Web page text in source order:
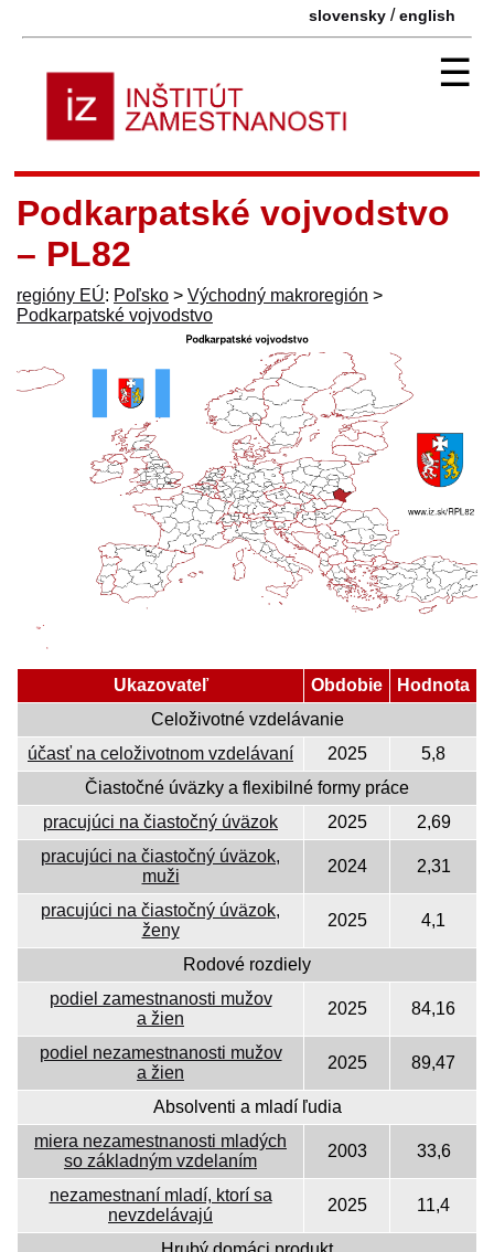
slovensky /english
☰
Podkarpatské vojvodstvo
– PL82
regióny EÚ: Poľsko > Východný makroregión >
Podkarpatské vojvodstvo
Ukazovateľ Obdobie
Hodnota
Celoživotné vzdelávanie
účasť na celoživotnom vzdelávaní
2025
5,8
Čiastočné úväzky a flexibilné formy práce
pracujúci na čiastočný úväzok
2025
2,69
pracujúci na čiastočný úväzok,
muži
2024 2,31
pracujúci na čiastočný úväzok,
ženy
2025 4,1
Rodové rozdiely
podiel zamestnanosti mužov
a žien
2025 84,16
podiel nezamestnanosti mužov
a žien
2025 89,47
Absolventi a mladí ľudia
miera nezamestnanosti mladých
so základným vzdelaním
2003 33,6
nezamestnaní mladí, ktorí sa
nevzdelávajú
2025 11,4